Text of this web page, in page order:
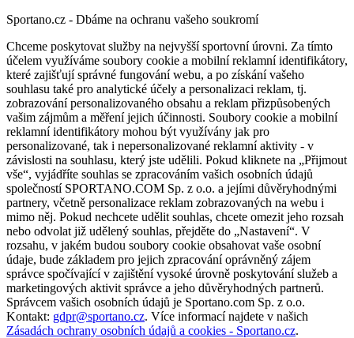
Sportano.cz - Dbáme na ochranu vašeho soukromí
Chceme poskytovat služby na nejvyšší sportovní úrovni. Za tímto
účelem využíváme soubory cookie a mobilní reklamní identifikátory,
které zajišťují správné fungování webu, a po získání vašeho
souhlasu také pro analytické účely a personalizaci reklam, tj.
zobrazování personalizovaného obsahu a reklam přizpůsobených
vašim zájmům a měření jejich účinnosti. Soubory cookie a mobilní
reklamní identifikátory mohou být využívány jak pro
personalizované, tak i nepersonalizované reklamní aktivity - v
závislosti na souhlasu, který jste udělili. Pokud kliknete na „Přijmout
vše“, vyjádříte souhlas se zpracováním vašich osobních údajů
společností SPORTANO.COM Sp. z o.o. a jejími důvěryhodnými
partnery, včetně personalizace reklam zobrazovaných na webu i
mimo něj. Pokud nechcete udělit souhlas, chcete omezit jeho rozsah
nebo odvolat již udělený souhlas, přejděte do „Nastavení“. V
rozsahu, v jakém budou soubory cookie obsahovat vaše osobní
údaje, bude základem pro jejich zpracování oprávněný zájem
správce spočívající v zajištění vysoké úrovně poskytování služeb a
marketingových aktivit správce a jeho důvěryhodných partnerů.
Správcem vašich osobních údajů je Sportano.com Sp. z o.o.
Kontakt: gdpr@sportano.cz. Více informací najdete v našich
Zásadách ochrany osobních údajů a cookies - Sportano.cz.